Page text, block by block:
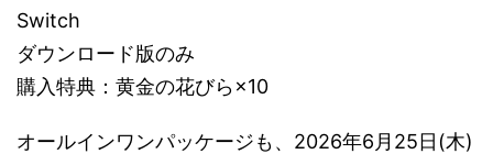
Switch
ダウンロード版のみ
購入特典：黄金の花びら×10
オールインワンパッケージも、2026年6月25日(木)